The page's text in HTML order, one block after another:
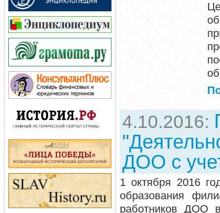
4.10.2016:
ДОО с
1 октября 2016
образования
работников ДОО